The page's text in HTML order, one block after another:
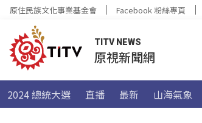
原住民族文化事業基金會 Facebook 粉絲專頁
TITV NEWS
原視新聞網
2024 總統大選 直播 最新 山海氣象